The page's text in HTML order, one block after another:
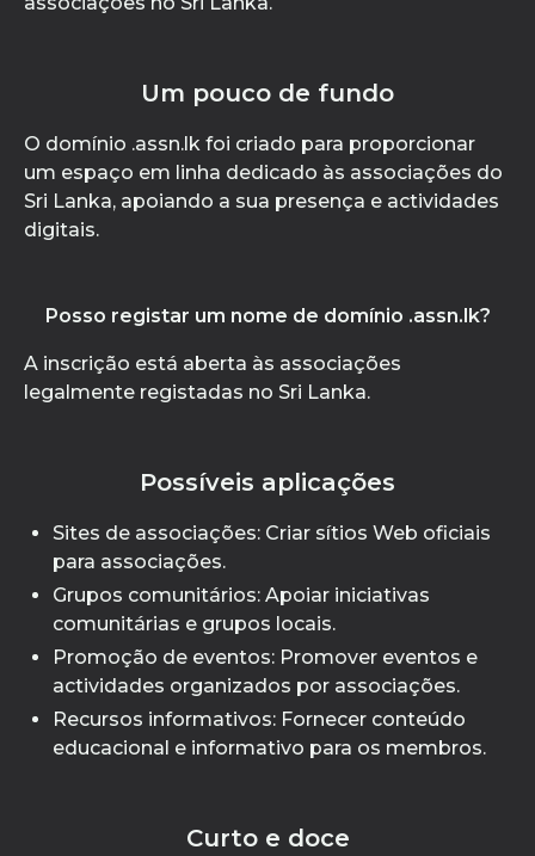
Um pouco de fundo
O domínio .assn.lk foi criado para proporcionar
um espaço em linha dedicado às associações do
Sri Lanka, apoiando a sua presença e actividades
digitais.
Posso registar um nome de domínio .assn.lk?
A inscrição está aberta às associações
legalmente registadas no Sri Lanka.
Possíveis aplicações
Sites de associações: Criar sítios Web oficiais
para associações.
Grupos comunitários: Apoiar iniciativas
comunitárias e grupos locais.
Promoção de eventos: Promover eventos e
actividades organizados por associações.
Recursos informativos: Fornecer conteúdo
educacional e informativo para os membros.
Curto e doce